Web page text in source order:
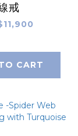
戒
CART